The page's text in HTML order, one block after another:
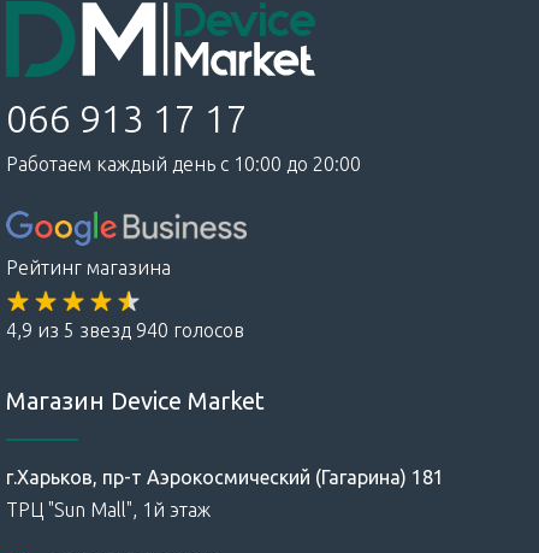
066 913 17 17
Работаем каждый день с 10:00 до 20:00
Рейтинг магазина
4,9 из 5 звезд 940 голосов
Магазин Device Market
г.Харьков, пр-т Аэрокосмический (Гагарина) 181
ТРЦ "Sun Mall", 1й этаж